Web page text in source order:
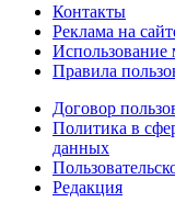
Контакты
Реклама на
Использование
Правила
Договор
Политика в
данных
Редакция